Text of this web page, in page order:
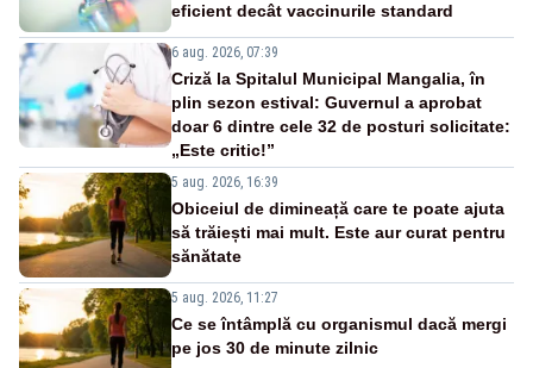
eficient decât vaccinurile standard
6 aug. 2026, 07:39
Criză la Spitalul Municipal Mangalia, în
plin sezon estival: Guvernul a aprobat
doar 6 dintre cele 32 de posturi solicitate:
„Este critic!”
5 aug. 2026, 16:39
Obiceiul de dimineață care te poate ajuta
să trăiești mai mult. Este aur curat pentru
sănătate
5 aug. 2026, 11:27
Ce se întâmplă cu organismul dacă mergi
pe jos 30 de minute zilnic